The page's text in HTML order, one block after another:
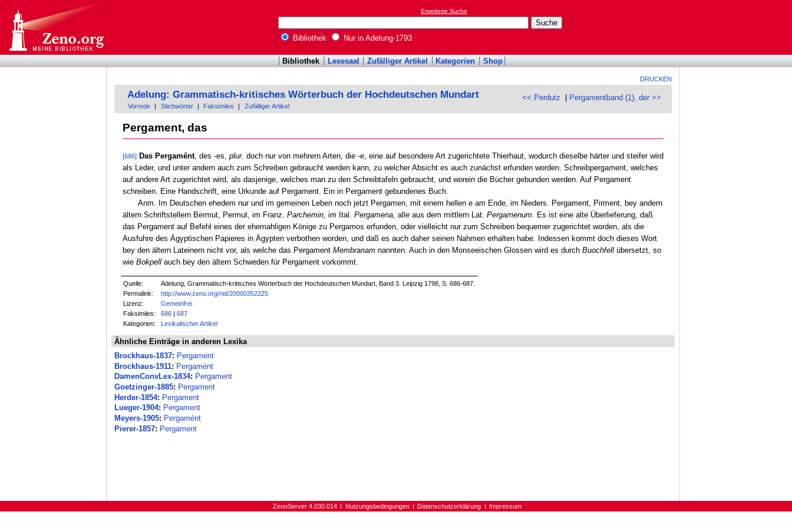
Erweiterte Suche
Bibliothek Nur in Adelung-1793
Bibliothek Lesesaal Zufälliger Artikel Kategorien Shop
DRUCKEN
<< Perdutz Pergamentband (1), der >>
Adelung: Grammatisch-kritisches Wörterbuch der Hochdeutschen Mundart
Vorrede Stichwörter Faksimiles Zufälliger Artikel
Pergament, das
[686] Das Pergamếnt, des -es, plur. doch nur von mehrern Arten, die -e, eine auf besondere Art zugerichtete Thierhaut, wodurch dieselbe härter und steifer wird
als Leder, und unter andern auch zum Schreiben gebraucht werden kann, zu welcher Absicht es auch zunächst erfunden worden. Schreibpergament, welches
auf andere Art zugerichtet wird, als dasjenige, welches man zu den Schreibtafeln gebraucht, und worein die Bücher gebunden werden. Auf Pergament
schreiben. Eine Handschrift, eine Urkunde auf Pergament. Ein in Pergament gebundenes Buch.
Anm. Im Deutschen ehedem nur und im gemeinen Leben noch jetzt Pergamen, mit einem hellen e am Ende, im Nieders. Pergament, Pirment, bey andern
ältern Schriftstellern Bermut, Permut, im Franz. Parchemin, im Ital. Pergamena, alle aus dem mittlern Lat. Pergamenum.
Es ist eine alte Überlieferung, daß
das Pergament auf Befehl eines der ehemahligen Könige zu Pergamos erfunden, oder vielleicht nur zum Schreiben bequemer zugerichtet worden, als die
Ausfuhre des Ägyptischen Papieres in Ägypten verbothen worden, und daß es auch daher seinen Nahmen erhalten habe. Indessen kommt doch dieses Wort
bey den ältern Lateinern nicht vor, als welche das Pergament Membranamnannten. Auch in den Monseeischen Glossen wird es durch Buochfellübersetzt, so
wie Bokpellauch bey den ältern Schweden für Pergament vorkommt.
Quelle:
Adelung, Grammatisch-kritisches Wörterbuch der Hochdeutschen Mundart, Band 3. Leipzig 1798, S. 686-687.
Permalink:
http://www.zeno.org/nid/20000352225
Lizenz:
Gemeinfrei
Faksimiles:
686 |687
Kategorien:
Lexikalischer Artikel
Ähnliche Einträge in anderen Lexika
Brockhaus-1837: Pergament
Brockhaus-1911: Pergamént
DamenConvLex-1834: Pergament
Goetzinger-1885: Pergament
Herder-1854: Pergament
Lueger-1904: Pergament
Meyers-1905: Pergamént
Pierer-1857: Pergament
ZenoServer 4.030.014 Nutzungsbedingungen Datenschutzerklärung Impressum